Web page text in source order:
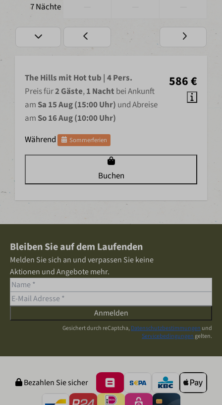
7 Nächte
586 €
The Hills mit Hot tub | 4 Pers.
Preis für2 Gäste,1 Nacht bei Ankunft
am Sa 15 Aug (15:00 Uhr) und Abreise
am So 16 Aug (10:00 Uhr)
Während
Sommerferien
Buchen
Bleiben Sie auf dem Laufenden
Melden Sie sich an und verpassen Sie keine
Aktionen und Angebote mehr.
Anmelden
Gesichert durch reCaptcha,Datenschutzbestimmungen und
Servicebedingungengelten.
Bezahlen Sie sicher